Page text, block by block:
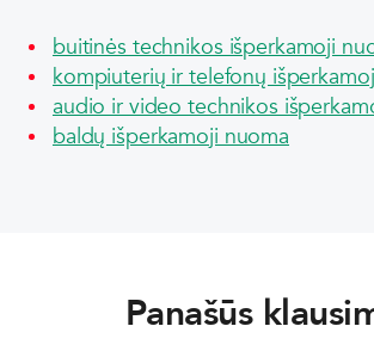
buitinės technikos išperkamoji
kompiuterių ir telefonų
audio ir video technikos
baldų išperkamoji nuoma
Panašūs